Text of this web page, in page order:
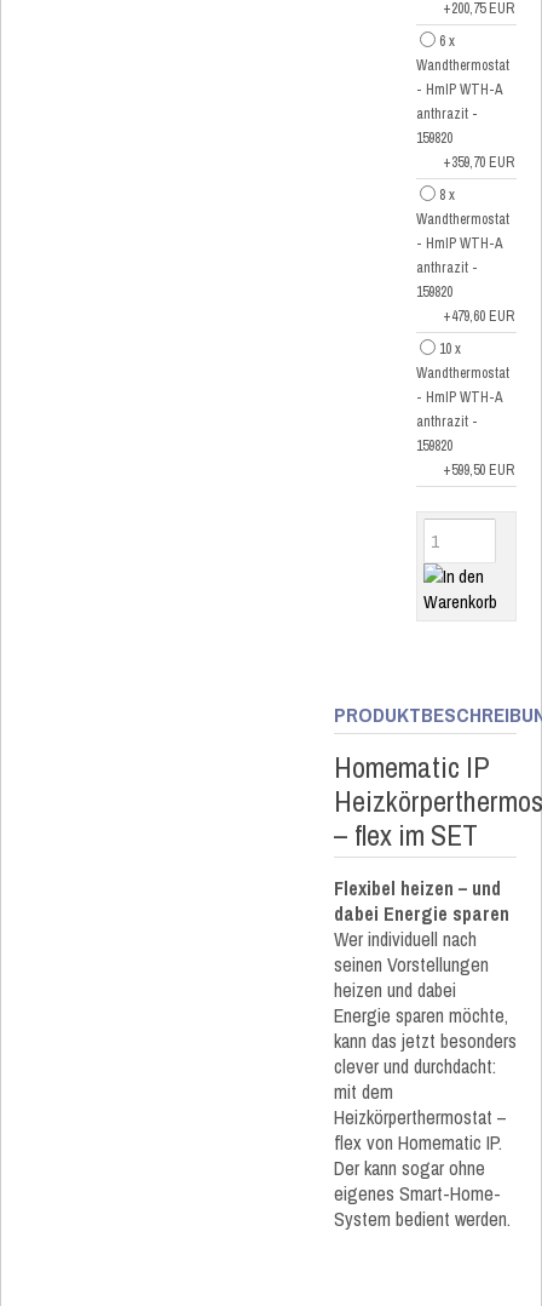
+200,75 EUR
6 x
Wandthermostat
- HmIP WTH-A
anthrazit -
159820
+359,70 EUR
8 x
Wandthermostat
- HmIP WTH-A
anthrazit -
159820
+479,60 EUR
10 x
Wandthermostat
- HmIP WTH-A
anthrazit -
159820
+599,50 EUR
Homematic IP
– flex im SET
Flexibel heizen – und
dabei Energie sparen
Wer individuell nach
seinen Vorstellungen
heizen und dabei
Energie sparen möchte,
kann das jetzt besonders
clever und durchdacht:
mit dem
Heizkörperthermostat –
flex von Homematic IP.
Der kann sogar ohne
eigenes Smart-Home-
System bedient werden.